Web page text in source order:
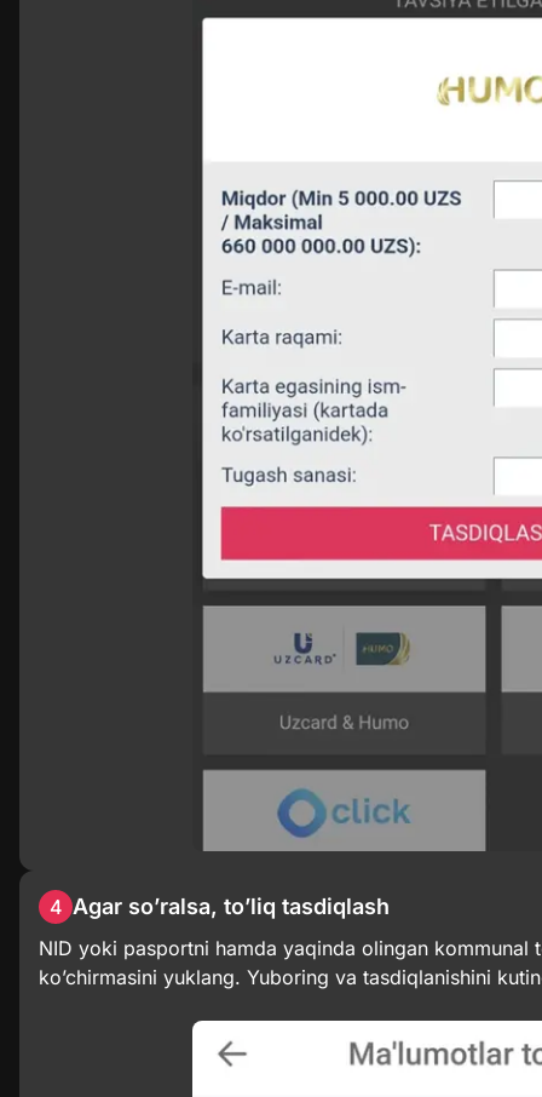
4 Agar so’ralsa, to’liq tasdiqlash
NID yoki pasportni hamda yaqinda olingan kommunal
ko’chirmasini yuklang. Yuboring va tasdiqlanishini